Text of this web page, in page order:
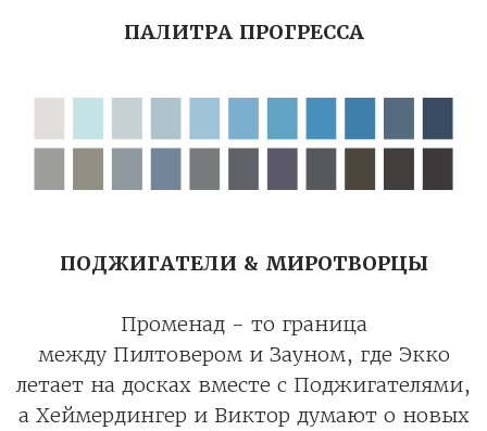
ПАЛИТРА ПРОГРЕССА
ПОДЖИГАТЕЛИ & МИРОТВОРЦЫ
Променад - то граница
между Пилтовером и Зауном, где Экко
летает на досках вместе с Поджигателями,
а Хеймердингер и Виктор думают о новых